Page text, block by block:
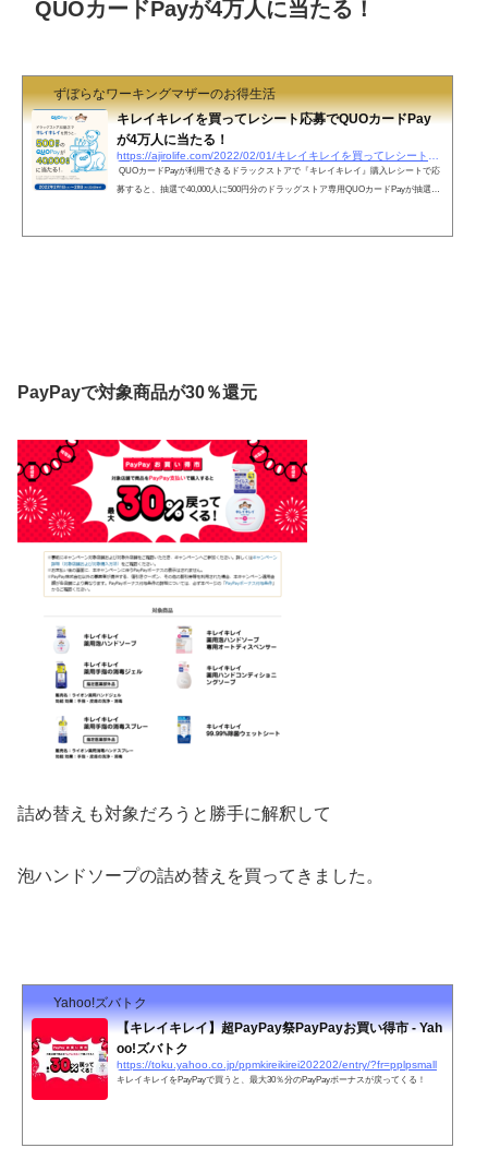
QUOカードPayが4万人に当たる！
ずぼらなワーキングマザーのお得生活
キレイキレイを買ってレシート応募でQUOカードPay
が4万人に当たる！
QUOカードPayが利用できるドラックストアで『キレイキレイ』購入レシートで応
募すると、抽選で40,000人に500円分のドラッグストア専用QUOカードPayが抽選で
PayPayで対象商品が30％還元
詰め替えも対象だろうと勝手に解釈して
泡ハンドソープの詰め替えを買ってきました。
Yahoo!ズバトク
【キレイキレイ】超PayPay祭PayPayお買い得市 - Yah
oo!ズバトク
https://toku.yahoo.co.jp/ppmkireikirei202202/entry/?fr=pplpsmall
キレイキレイをPayPayで買うと、最大30％分のPayPayボーナスが戻ってくる！